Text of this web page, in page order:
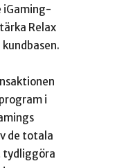
iGaming-
Relax
i
de totala
tydliggöra